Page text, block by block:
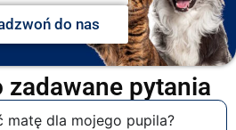
do nas
zadawane pytania
matę dla mojego pupila?